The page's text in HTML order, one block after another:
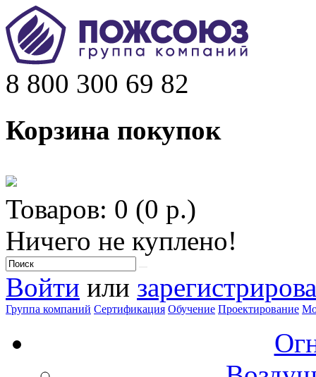
8 800 300 69 82
Корзина покупок
Товаров: 0 (0 р.)
Ничего не куплено!
Войти или
Группа компаний Сертификация Обучение Проектирование